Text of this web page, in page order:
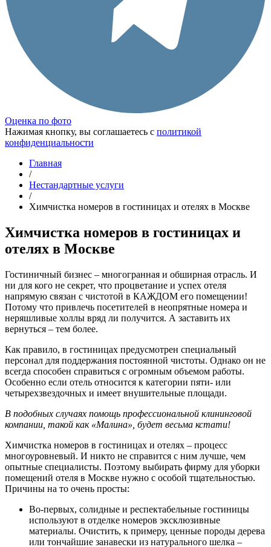
Оценка по фото
Нажимая кнопку, вы соглашаетесь с политикой
конфиденциальности
Главная
/
Нестандартные услуги
/
Химчистка номеров в гостиницах и отелях в Москве
Химчистка номеров в гостиницах и
отелях в Москве
Гостиничный бизнес – многогранная и обширная отрасль. И
ни для кого не секрет, что процветание и успех отеля
напрямую связан с чистотой в КАЖДОМ его помещении!
Потому что привлечь посетителей в неопрятные номера и
неряшливые холлы вряд ли получится. А заставить их
вернуться – тем более.
Как правило, в гостиницах предусмотрен специальный
персонал для поддержания постоянной чистоты. Однако он не
всегда способен справиться с огромным объемом работы.
Особенно если отель относится к категории пяти- или
четырехзвездочных и имеет внушительные площади.
В подобных случаях помощь профессиональной клининговой
компании, такой как «Малина», будет весьма кстати!
Химчистка номеров в гостиницах и отелях – процесс
многоуровневый. И никто не справится с ним лучше, чем
опытные специалисты. Поэтому выбирать фирму для уборки
помещений отеля в Москве нужно с особой тщательностью.
Причины на то очень просты:
Во-первых, солидные и респектабельные гостиницы
используют в отделке номеров эксклюзивные
материалы. Очистить, к примеру, ценные породы дерева
или тончайшие занавески из натурального шелка –